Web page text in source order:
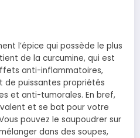
l’épice qui possède le plus
de la curcumine, qui est
anti-inflammatoires,
de puissantes propriétés
et anti-tumorales. En bref,
et se bat pour votre
pouvez le saupoudrer sur
dans des soupes,